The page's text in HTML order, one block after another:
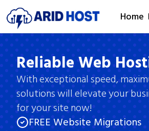
Home
Reliable Web
With exceptional speed,
solutions will elevate your
for your site now!
FREE Website Migrations